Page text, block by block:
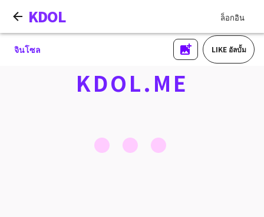
KDOL ล็อกอิน
จินโซล LIKE อัลบั้ม
KDOL.ME